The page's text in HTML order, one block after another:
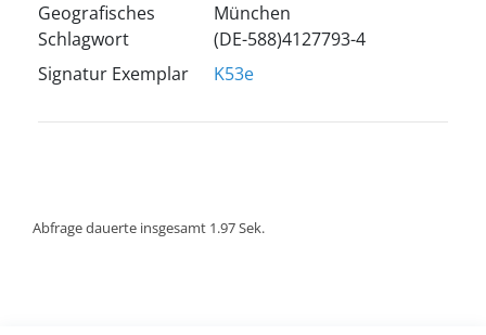
Geografisches
Schlagwort
München
(DE-588)4127793-4
Signatur Exemplar
K53e
Abfrage dauerte insgesamt 1.97 Sek.